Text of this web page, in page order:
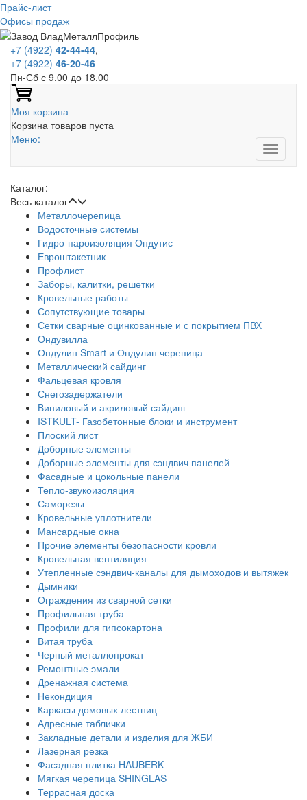
Прайс-лист
Офисы продаж
+7 (4922) 42-44-44,
+7 (4922) 46-20-46
Пн-Сб с 9.00 до 18.00
Моя корзина
Корзина товаров пуста
Меню:
Каталог:
Весь каталог
Металлочерепица
Водосточные системы
Гидро-пароизоляция Ондутис
Евроштакетник
Профлист
Заборы, калитки, решетки
Кровельные работы
Сопутствующие товары
Сетки сварные оцинкованные и с покрытием ПВХ
Ондувилла
Ондулин Smart и Ондулин черепица
Металлический сайдинг
Фальцевая кровля
Снегозадержатели
Виниловый и акриловый сайдинг
ISTKULT- Газобетонные блоки и инструмент
Плоский лист
Доборные элементы
Доборные элементы для сэндвич панелей
Фасадные и цокольные панели
Тепло-звукоизоляция
Саморезы
Кровельные уплотнители
Мансардные окна
Прочие элементы безопасности кровли
Кровельная вентиляция
Утепленные сэндвич-каналы для дымоходов и вытяжек
Дымники
Ограждения из сварной сетки
Профильная труба
Профили для гипсокартона
Витая труба
Черный металлопрокат
Ремонтные эмали
Дренажная система
Некондиция
Каркасы домовых лестниц
Адресные таблички
Закладные детали и изделия для ЖБИ
Лазерная резка
Фасадная плитка HAUBERK
Мягкая черепица SHINGLAS
Террасная доска